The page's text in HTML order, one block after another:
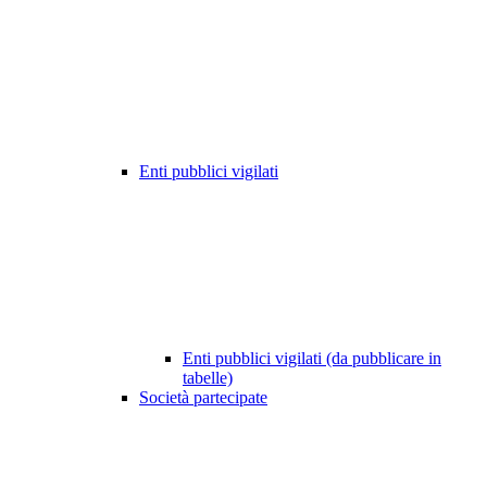
Enti pubblici vigilati
Enti pubblici vigilati (da pubblicare in
tabelle)
Società partecipate